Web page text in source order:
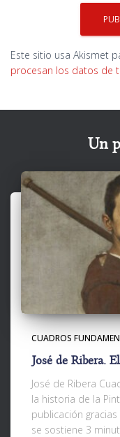
Este sitio usa Akismet
procesan los datos de
Un
CUADROS
José de Ribera.
José de Ribera
la historia de la
publicación
se sostiene 3